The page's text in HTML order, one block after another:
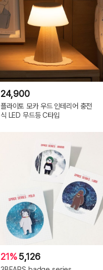
24,900
플라이토 모카 우드 인테리어 충전
식 LED 무드등 C타입
21%5,126